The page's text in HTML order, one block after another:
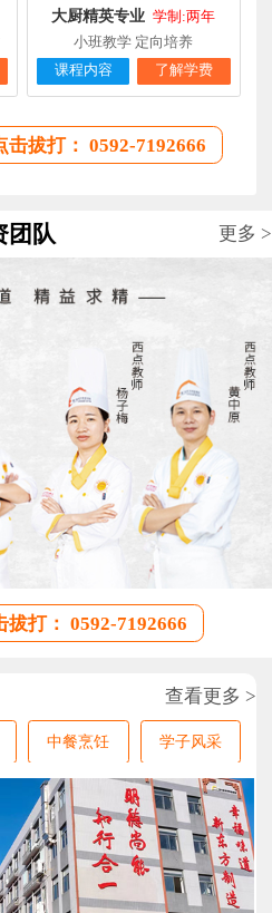
大厨精英专业 学制:两年
小班教学 定向培养
课程内容
了解学费
击拔打： 0592-7192666
团队 更多 >
拔打： 0592-7192666
查看更多 >
中餐烹饪 学子风采